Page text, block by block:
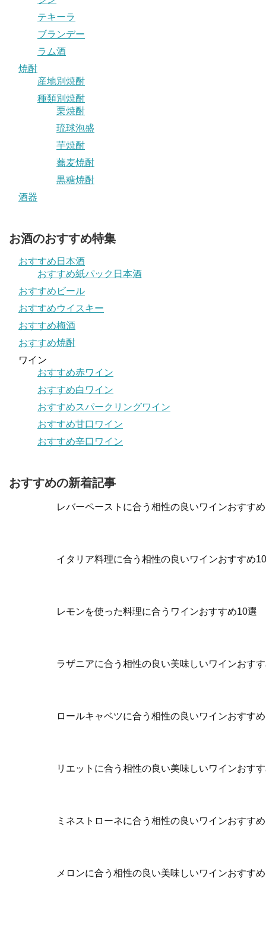
テキーラ
ブランデー
ラム酒
焼酎
産地別焼酎
種類別焼酎
栗焼酎
琉球泡盛
芋焼酎
蕎麦焼酎
黒糖焼酎
酒器
お酒のおすすめ特集
おすすめ日本酒
おすすめ紙パック日本酒
おすすめビール
おすすめウイスキー
おすすめ梅酒
おすすめ焼酎
ワイン
おすすめ赤ワイン
おすすめ白ワイン
おすすめスパークリングワイン
おすすめ甘口ワイン
おすすめ辛口ワイン
おすすめの新着記事
レバーペーストに合う相性の良いワインおすす
イタリア料理に合う相性の良いワインおすすめ
レモンを使った料理に合うワインおすすめ10選
ラザニアに合う相性の良い美味しいワインおす
ロールキャベツに合う相性の良いワインおすす
リエットに合う相性の良い美味しいワインおす
ミネストローネに合う相性の良いワインおすす
メロンに合う相性の良い美味しいワインおすす